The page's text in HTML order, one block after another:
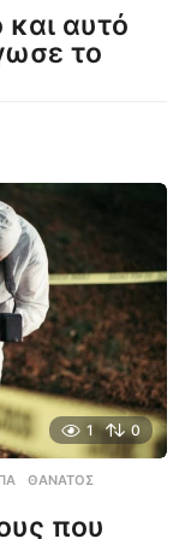
αυτό
το
1 0
,ΘΆΝΑΤΟΣ
που